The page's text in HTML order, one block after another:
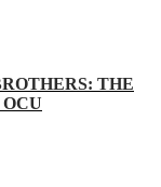
THE